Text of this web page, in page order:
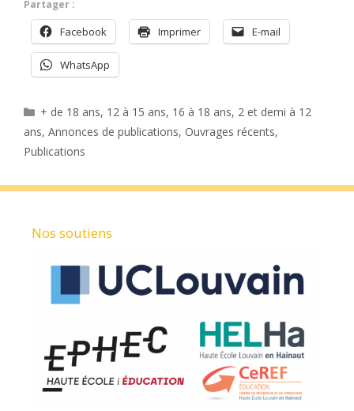
Partager :
Facebook Imprimer E-mail
WhatsApp
Catégories
+ de 18 ans, 12 à 15 ans, 16 à 18 ans, 2 et demi à 12
ans, Annonces de publications, Ouvrages récents,
Publications
Nos soutiens